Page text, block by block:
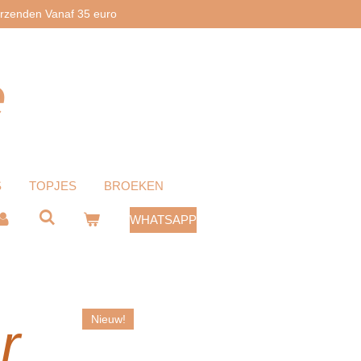
Vanaf 35 euro
TOPJES BROEKEN
WHATSAPP
Nieuw!